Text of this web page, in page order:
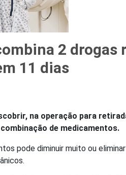
2 drogas
11 dias
na operação para
de medicamentos.
pode diminuir muito ou